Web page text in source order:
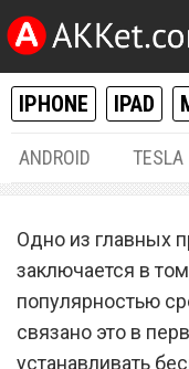
IPHONE IPAD
ANDROID TESLA
Google
для
Одно из главных
заключается в
популярностью
связано это в
устанавливать